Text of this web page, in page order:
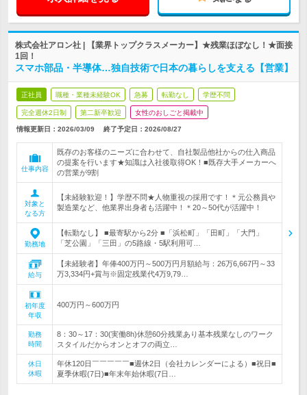
株式会社アロン社 | 【業界トップクラスメーカー】★残業ほぼなし！★面接
1回！
スマホ部品・半導体…独自技術で日本の暮らしを支える【営業】
正社員 職種・業種未経験OK 急募 転勤なし 学歴不問
完全週休2日制 第二新卒歓迎 女性のおしごと掲載中
情報更新日：2026/03/09 終了予定日： 2026/08/27
仕事内容
既存のお客様のニーズに合わせて、自社製品他社からの仕入商品
の提案を行います★知識は入社後取得OK！■既存大手メーカーへ
の営業が9割
対象と
なる方
【未経験歓迎！】学歴不問★人物重視の採用です！＊元公務員や
製造業など、他業界出身者も活躍中！＊20～50代が活躍中！
勤務地
【転勤なし】 ■最寄駅から2分 ■「浜松町」「田町」「大門」
「芝公園」「三田」の5路線・5駅利用可…
給与
【未経験者】年俸400万円～500万円月額給与：26万6,667円～33
万3,334円+賞与※固定残業代4万9,79…
初年度
年収
400万円～600万円
勤務
時間
8：30～17：30(実働8h)休憩60分残業あり基本残業なしのワーク
スタイルだからオンとオフの両立…
休日
休暇
年休120日￣￣￣￣￣■週休2日（会社カレンダーによる）■祝日■
夏季休暇(7日)■年末年始休暇(7日…